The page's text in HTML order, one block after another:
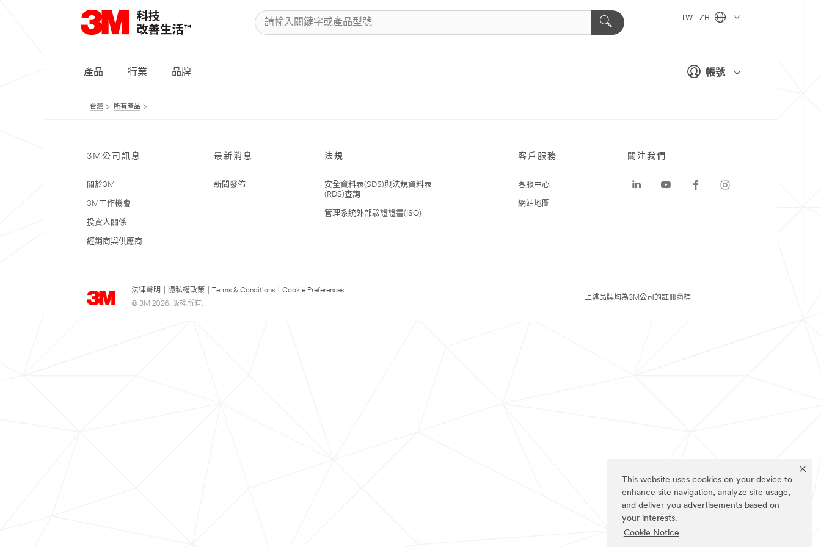
This website uses cookies on your device to
enhance site navigation, analyze site usage,
and deliver you advertisements based on
your interests.
Cookie Notice
帳號
TW - ZH
產品 行業 品牌
台灣 所有產品
3M公司訊息
關於3M
3M工作機會
投資人關係
經銷商與供應商
最新消息
新聞發佈
法規
安全資料表(SDS)與法規資料表
(RDS)查詢
管理系統外部驗證證書(ISO)
客戶服務
客服中心
網站地圖
法律聲明 隱私權政策 Terms & Conditions
Cookie Preferences
© 3M 2026. 版權所有.
關注我們
上述品牌均為3M公司的註冊商標